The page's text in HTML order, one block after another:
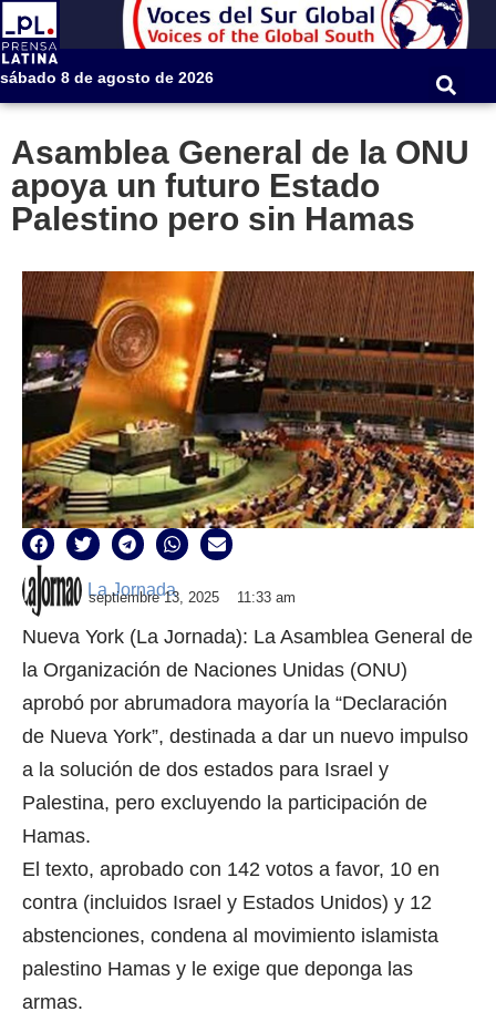
sábado 8 de agosto de 2026
Asamblea General de la ONU
apoya un futuro Estado
Palestino pero sin Hamas
La Jornada
septiembre 13, 2025 11:33 am
Nueva York (La Jornada): La Asamblea General de
la Organización de Naciones Unidas (ONU)
aprobó por abrumadora mayoría la “Declaración
de Nueva York”, destinada a dar un nuevo impulso
a la solución de dos estados para Israel y
Palestina, pero excluyendo la participación de
Hamas.
El texto, aprobado con 142 votos a favor, 10 en
contra (incluidos Israel y Estados Unidos) y 12
abstenciones, condena al movimiento islamista
palestino Hamas y le exige que deponga las
armas.